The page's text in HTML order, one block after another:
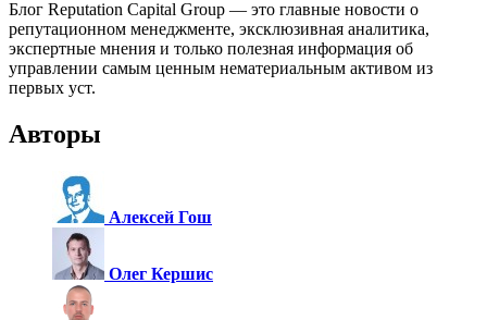
Блог Reputation Capital Group — это главные новости о
репутационном менеджменте, эксклюзивная аналитика,
экспертные мнения и только полезная информация об
управлении самым ценным нематериальным активом из
первых уст.
Авторы
Алексей Гош
Олег Кершис